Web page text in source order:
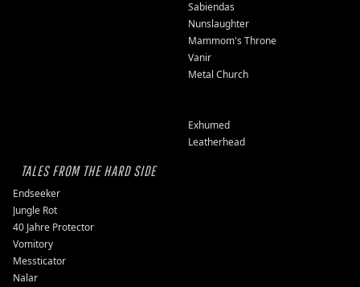
Sabiendas
Nunslaughter
Mammom's Throne
Vanir
Metal Church
Exhumed
Leatherhead
TALES FROM THE HARD SIDE
Endseeker
Jungle Rot
40 Jahre Protector
Vomitory
Messticator
Nalar